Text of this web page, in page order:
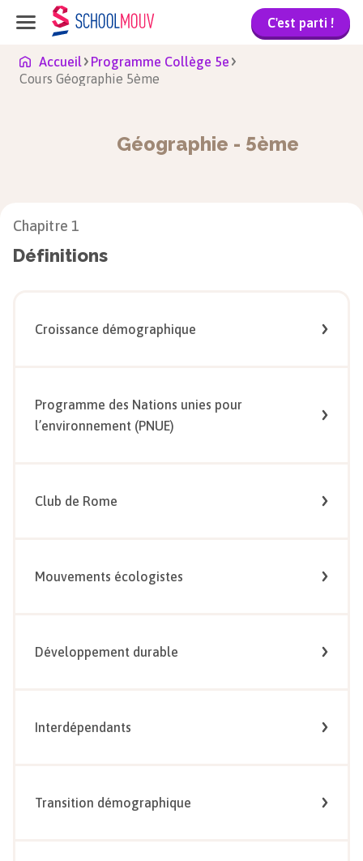
C'est parti !
Accueil
Programme Collège 5e
Cours Géographie 5ème
Géographie - 5ème
Chapitre 1
Définitions
Croissance démographique
Programme des Nations unies pour
l’environnement (PNUE)
Club de Rome
Mouvements écologistes
Développement durable
Interdépendants
Transition démographique